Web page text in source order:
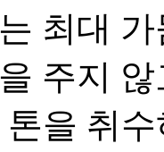
최대
주지
을 취